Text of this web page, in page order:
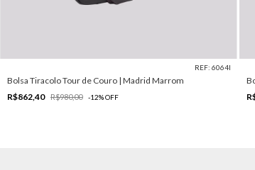
REF: 6064I
Bolsa Tiracolo Tour de Couro | Madrid Marrom
R$862,40
R$980,00 -12%OFF